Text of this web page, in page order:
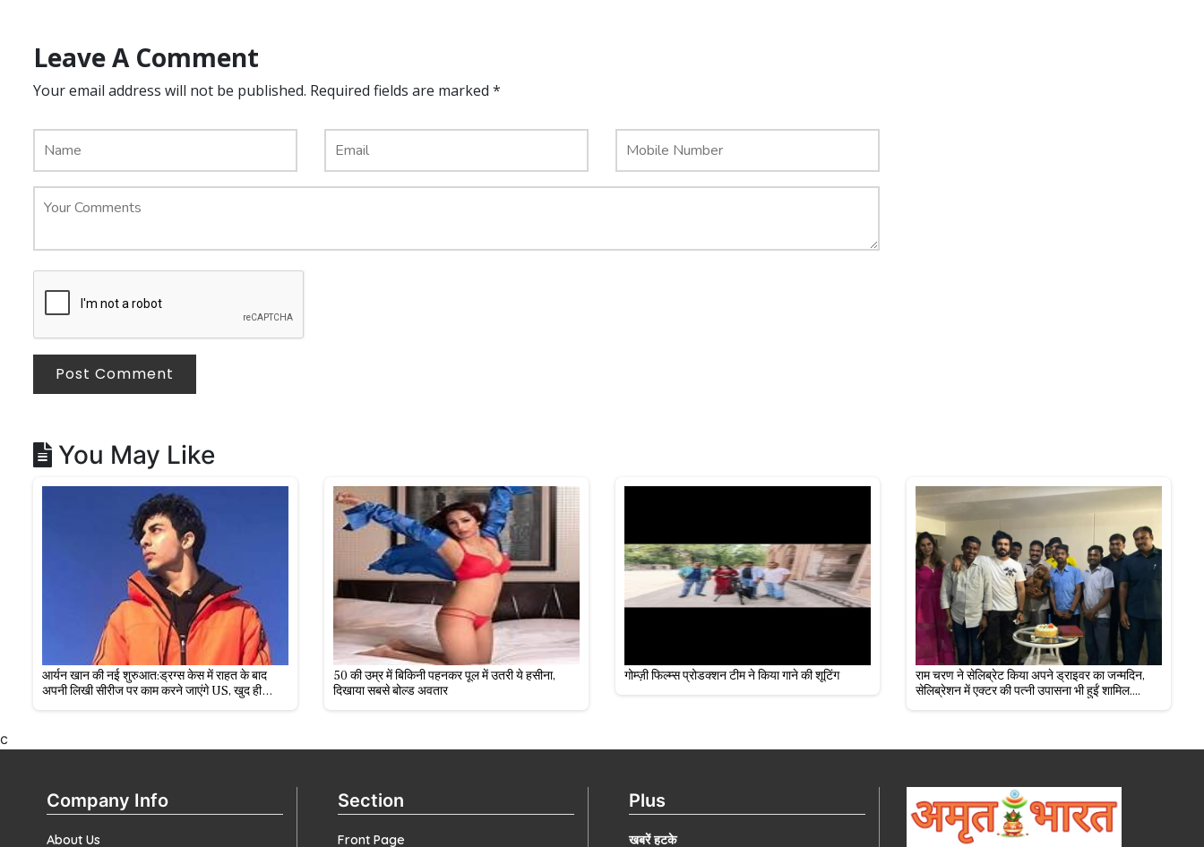
Leave A Comment
Your email address will not be published. Required fields are marked *
Post Comment
You May Like
आर्यन खान की नई शुरुआत:ड्रग्स केस में राहत के बाद
अपनी लिखी सीरीज पर काम करने जाएंगे US, खुद ही
डायरेक्ट करेंगे शो
50 की उम्र में बिकिनी पहनकर पूल में उतरी ये हसीना,
दिखाया सबसे बोल्ड अवतार
गोम्ज़ी फिल्म्स प्रोडक्शन टीम ने किया गाने की शूटिंग
राम चरण ने सेलिब्रेट किया अपने ड्राइवर का जन्मदिन,
सेलिब्रेशन में एक्टर की पत्नी उपासना भी हुईं शामिल....
c
Company Info
About Us
Section
Front Page
Plus
खबरें हटके